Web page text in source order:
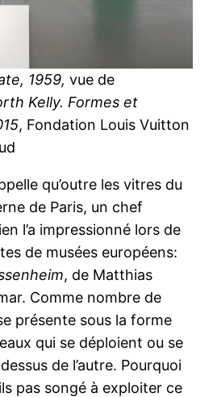
1959, vue de
Kelly. Formes et
, Fondation Louis Vuitton
qu’outre les vitres du
de Paris, un chef
l’a impressionné lors de
de musées européens:
, de Matthias
Comme nombre de
présente sous la forme
qui se déploient ou se
de l’autre. Pourquoi
pas songé à exploiter ce